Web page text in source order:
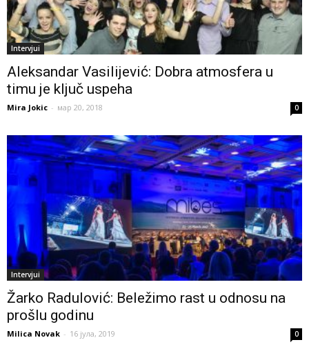
Intervjui
Aleksandar Vasilijević: Dobra atmosfera u
timu je ključ uspeha
Mira Jokic - мар 20, 2018 0
Intervjui
Žarko Radulović: Beležimo rast u odnosu na
prošlu godinu
Milica Novak - 16 јула, 2019 0